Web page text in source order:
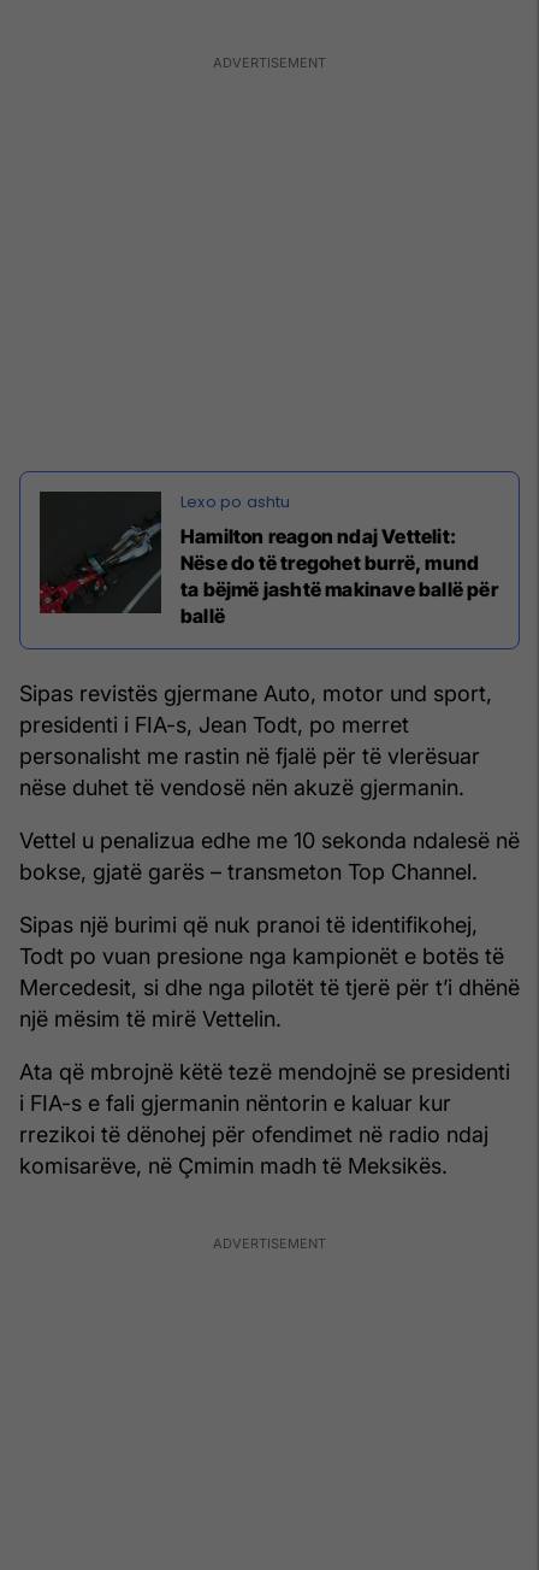
Hamilton reagon ndaj Vettelit:
Nëse do të tregohet burrë, mund
ta bëjmë jashtë makinave ballë për
ballë
Sipas revistës gjermane Auto, motor und sport,
presidenti i FIA-s, Jean Todt, po merret
personalisht me rastin në fjalë për të vlerësuar
nëse duhet të vendosë nën akuzë gjermanin.
Vettel u penalizua edhe me 10 sekonda ndalesë në
bokse, gjatë garës – transmeton Top Channel.
Sipas një burimi që nuk pranoi të identifikohej,
Todt po vuan presione nga kampionët e botës të
Mercedesit, si dhe nga pilotët të tjerë për t’i dhënë
një mësim të mirë Vettelin.
Ata që mbrojnë këtë tezë mendojnë se presidenti
i FIA-s e fali gjermanin nëntorin e kaluar kur
rrezikoi të dënohej për ofendimet në radio ndaj
komisarëve, në Çmimin madh të Meksikës.